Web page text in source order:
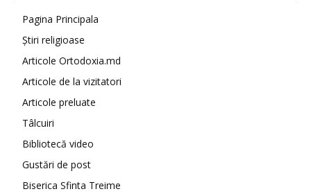
Pagina Principala
Știri religioase
Articole Ortodoxia.md
Articole de la vizitatori
Articole preluate
Tâlcuiri
Bibliotecă video
Gustări de post
Biserica Sfinta Treime